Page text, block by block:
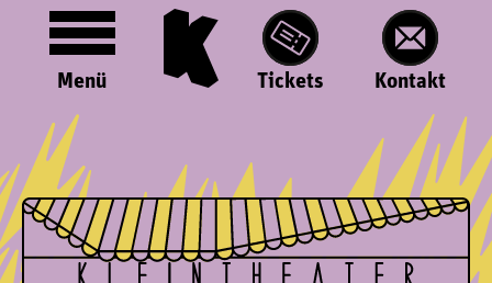
Menü Tickets Kontakt